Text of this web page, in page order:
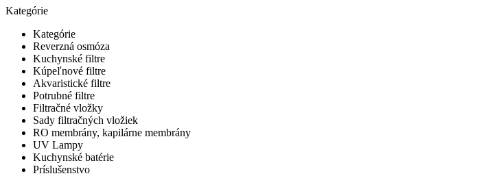
Kategórie
Kategórie
Reverzná osmóza
Kuchynské filtre
Kúpeľnové filtre
Akvaristické filtre
Potrubné filtre
Filtračné vložky
Sady filtračných vložiek
RO membrány, kapilárne membrány
UV Lampy
Kuchynské batérie
Príslušenstvo